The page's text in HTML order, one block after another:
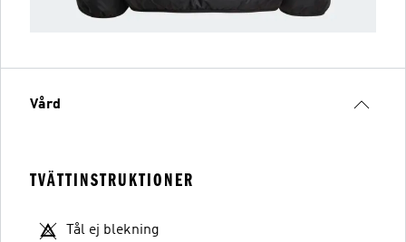
Vård
TVÄTTINSTRUKTIONER
Tål ej blekning